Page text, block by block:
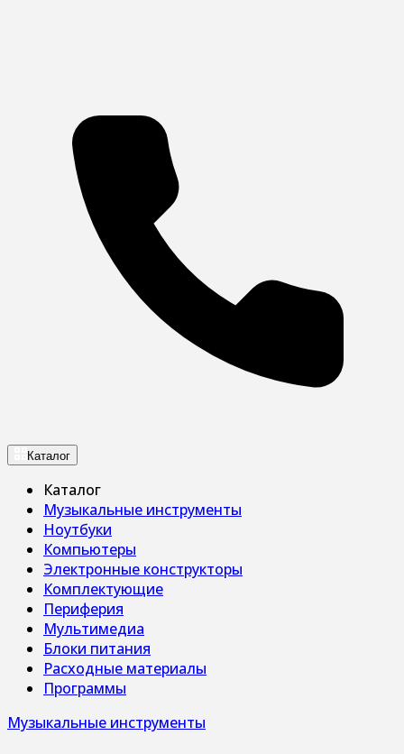
Каталог
Каталог
Музыкальные инструменты
Ноутбуки
Компьютеры
Электронные конструкторы
Комплектующие
Периферия
Мультимедиа
Блоки питания
Расходные материалы
Программы
Музыкальные инструменты